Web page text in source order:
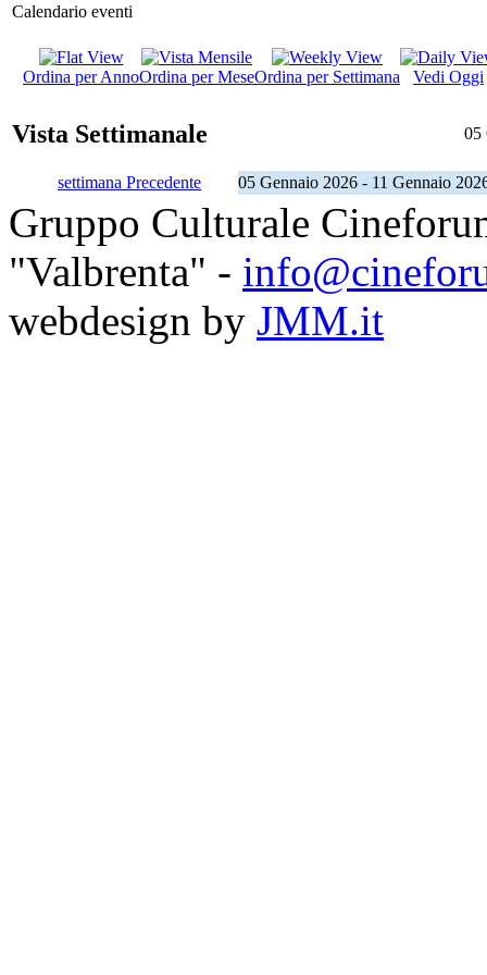
Calendario eventi
Ordina per AnnoOrdina per MeseOrdina per Settimana Vedi Oggi
Vista Settimanale 05
settimana Precedente 05 Gennaio 2026 - 11 Gennaio
Gruppo Culturale
"Valbrenta" -
webdesign by JMM.it